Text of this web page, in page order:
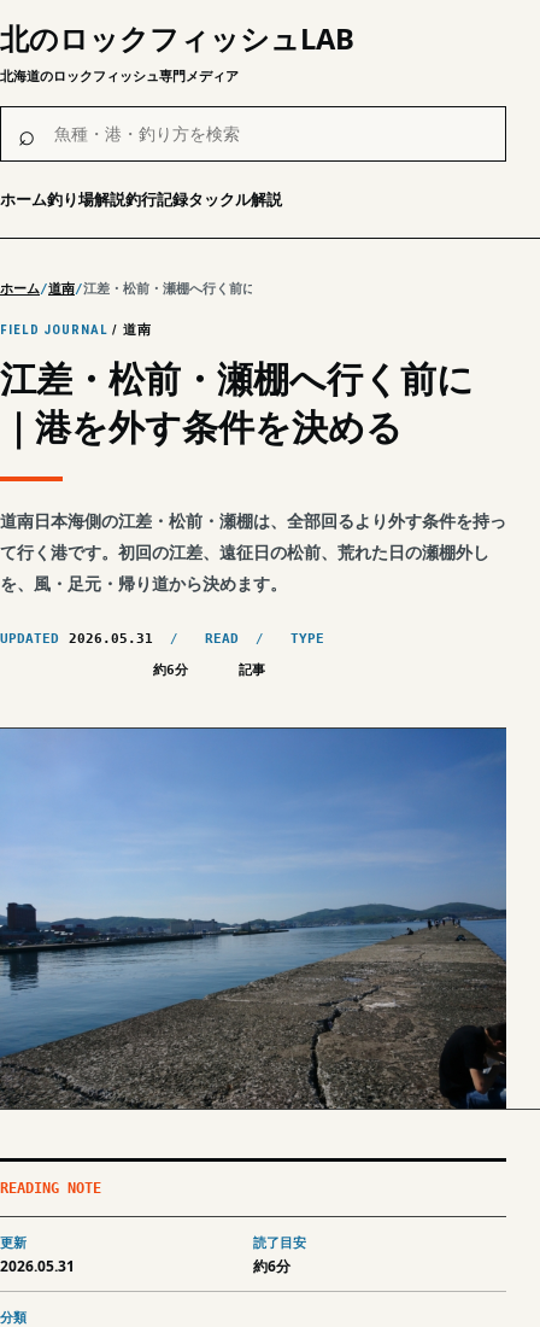
北のロックフィッシュLAB
北海道のロックフィッシュ専門メディア
魚種・港・釣り方を検索
⌕
ホーム釣り場解説釣行記録タックル解説
ホーム 道南 江差・松前・瀬棚へ行く前に｜港を外す条件を決める
FIELD JOURNAL / 道南
江差・松前・瀬棚へ行く前に
｜港を外す条件を決める
道南日本海側の江差・松前・瀬棚は、全部回るより外す条件を持っ
て行く港です。初回の江差、遠征日の松前、荒れた日の瀬棚外し
を、風・足元・帰り道から決めます。
UPDATED 2026.05.31
READ
約6分
TYPE
記事
READING NOTE
更新
2026.05.31
読了目安
約6分
分類